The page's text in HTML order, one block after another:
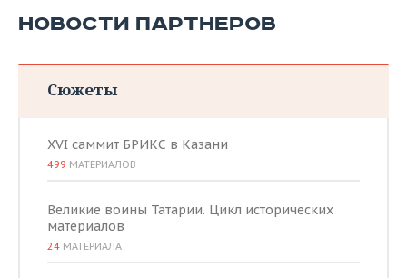
НОВОСТИ ПАРТНЕРОВ
Сюжеты
XVI саммит БРИКС в Казани
499 МАТЕРИАЛОВ
Великие воины Татарии. Цикл исторических
материалов
24 МАТЕРИАЛА